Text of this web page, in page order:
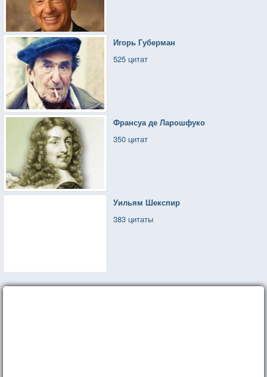
Игорь Губерман
525 цитат
Франсуа де Ларошфуко
350 цитат
Уильям Шекспир
383 цитаты